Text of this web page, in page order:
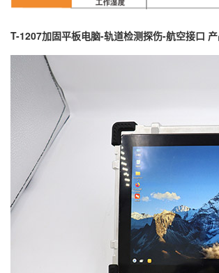
T-1207加固平板电脑-轨道检测探伤-航空接口 产